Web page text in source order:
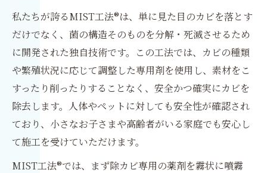
私たちが誇るMIST工法®は、単に見た目のカビを落とす
だけでなく、菌の構造そのものを分解・死滅させるため
に開発された独自技術です。この工法では、カビの種類
や繁殖状況に応じて調整した専用剤を使用し、素材をこ
すったり削ったりすることなく、安全かつ確実にカビを
除去します。人体やペットに対しても安全性が確認され
ており、小さなお子さまや高齢者がいる家庭でも安心し
て施工を受けていただけます。
MIST工法®では、まず除カビ専用の薬剤を霧状に噴霧